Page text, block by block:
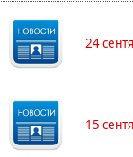
24
15